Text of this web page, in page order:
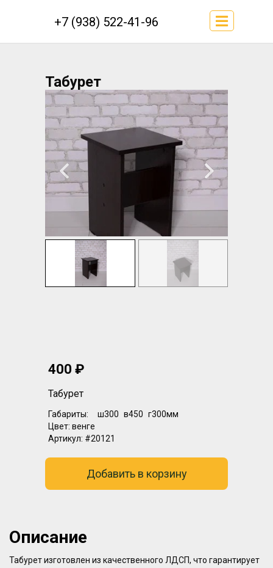
+7 (938) 522-41-96
Табурет
400 ₽
Табурет
Габариты: ш300 в450 г300мм
Цвет: венге
Артикул: #20121
Добавить в корзину
Описание
Табурет изготовлен из качественного ЛДСП, что гарантирует